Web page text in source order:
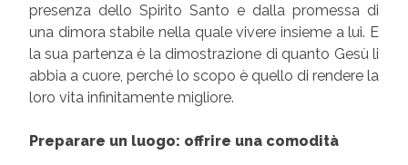
presenza dello Spirito Santo e dalla promessa di
una dimora stabile nella quale vivere insieme a lui. E
la sua partenza è la dimostrazione di quanto Gesù li
abbia a cuore, perché lo scopo è quello di rendere la
loro vita infinitamente migliore.
Preparare un luogo: offrire una comodità